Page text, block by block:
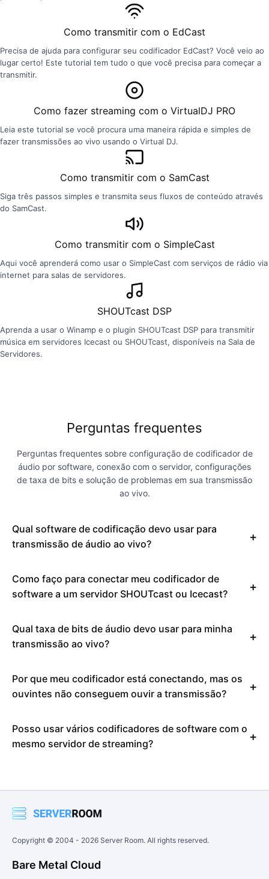
Como transmitir com o EdCast
Precisa de ajuda para configurar seu codificador EdCast? Você veio ao
lugar certo! Este tutorial tem tudo o que você precisa para começar a
transmitir.
Como fazer streaming com o VirtualDJ PRO
Leia este tutorial se você procura uma maneira rápida e simples de
fazer transmissões ao vivo usando o Virtual DJ.
Como transmitir com o SamCast
Siga três passos simples e transmita seus fluxos de conteúdo através
do SamCast.
Como transmitir com o SimpleCast
Aqui você aprenderá como usar o SimpleCast com serviços de rádio via
internet para salas de servidores.
SHOUTcast DSP
Aprenda a usar o Winamp e o plugin SHOUTcast DSP para transmitir
música em servidores Icecast ou SHOUTcast, disponíveis na Sala de
Servidores.
Perguntas frequentes
Perguntas frequentes sobre configuração de codificador de
áudio por software, conexão com o servidor, configurações
de taxa de bits e solução de problemas em sua transmissão
ao vivo.
Qual software de codificação devo usar para
transmissão de áudio ao vivo?
Como faço para conectar meu codificador de
software a um servidor SHOUTcast ou Icecast?
Qual taxa de bits de áudio devo usar para minha
transmissão ao vivo?
Por que meu codificador está conectando, mas os
ouvintes não conseguem ouvir a transmissão?
Posso usar vários codificadores de software com o
mesmo servidor de streaming?
Copyright © 2004 - 2026 Server Room. All rights reserved.
Bare Metal Cloud